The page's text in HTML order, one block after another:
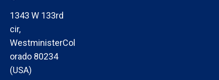
1343 W 133rd
cir,
WestministerCol
orado 80234
(USA)